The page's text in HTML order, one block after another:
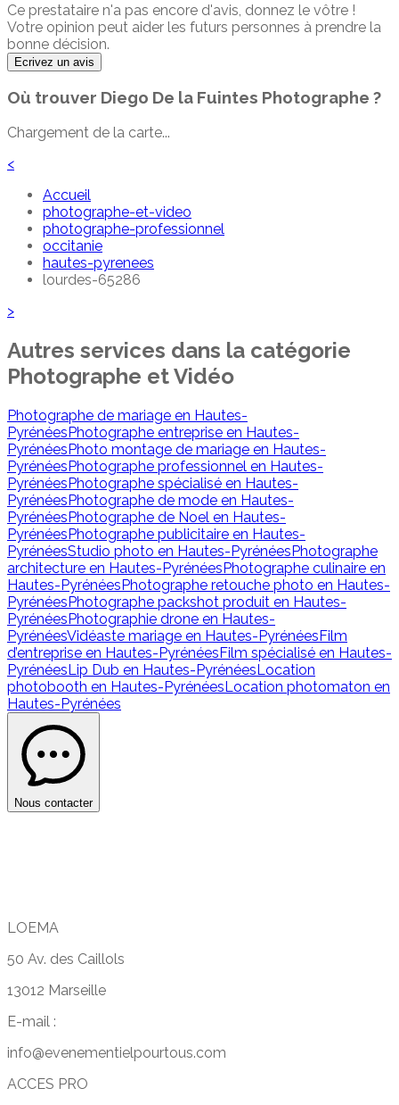
Ce prestataire n'a pas encore d'avis, donnez le vôtre !
Votre opinion peut aider les futurs personnes à prendre la
bonne décision.
Ecrivez un avis
Où trouver Diego De la Fuintes Photographe ?
Chargement de la carte...
<
Accueil
photographe-et-video
photographe-professionnel
occitanie
hautes-pyrenees
lourdes-65286
>
Autres services dans la catégorie
Photographe et Vidéo
Photographe de mariage en Hautes-
PyrénéesPhotographe entreprise en Hautes-
PyrénéesPhoto montage de mariage en Hautes-
PyrénéesPhotographe professionnel en Hautes-
PyrénéesPhotographe spécialisé en Hautes-
PyrénéesPhotographe de mode en Hautes-
PyrénéesPhotographe de Noel en Hautes-
PyrénéesPhotographe publicitaire en Hautes-
PyrénéesStudio photo en Hautes-PyrénéesPhotographe
architecture en Hautes-PyrénéesPhotographe culinaire en
Hautes-PyrénéesPhotographe retouche photo en Hautes-
PyrénéesPhotographe packshot produit en Hautes-
PyrénéesPhotographie drone en Hautes-
PyrénéesVidéaste mariage en Hautes-PyrénéesFilm
d’entreprise en Hautes-PyrénéesFilm spécialisé en Hautes-
PyrénéesLip Dub en Hautes-PyrénéesLocation
photobooth en Hautes-PyrénéesLocation photomaton en
Hautes-Pyrénées
Nous contacter
LOEMA
50 Av. des Caillols
13012 Marseille
E-mail :
info@evenementielpourtous.com
ACCES PRO